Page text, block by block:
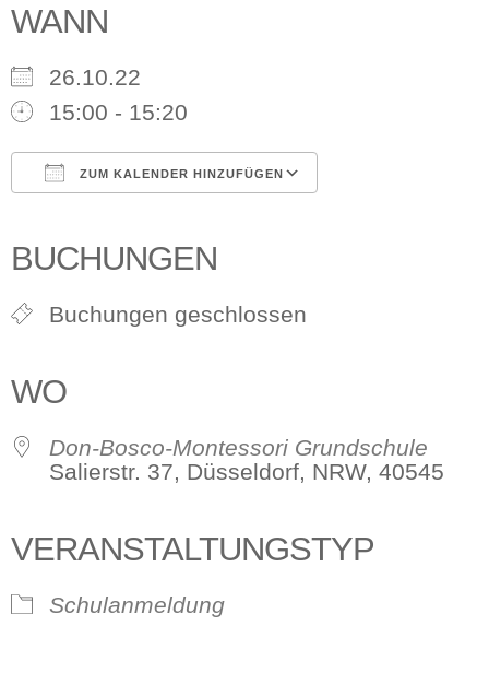
WANN
26.10.22
15:00 - 15:20
ZUM KALENDER HINZUFÜGEN
BUCHUNGEN
Buchungen geschlossen
WO
Don-Bosco-Montessori Grundschule
Salierstr. 37, Düsseldorf, NRW, 40545
VERANSTALTUNGSTYP
Schulanmeldung